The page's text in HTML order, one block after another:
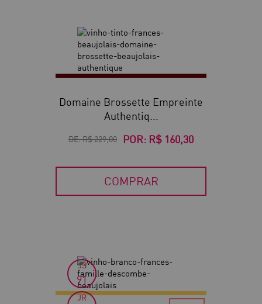
Domaine Brossette Empreinte
Authentiq...
DE:R$ 229,00 POR: R$ 160,30
COMPRAR
JS
91
JR